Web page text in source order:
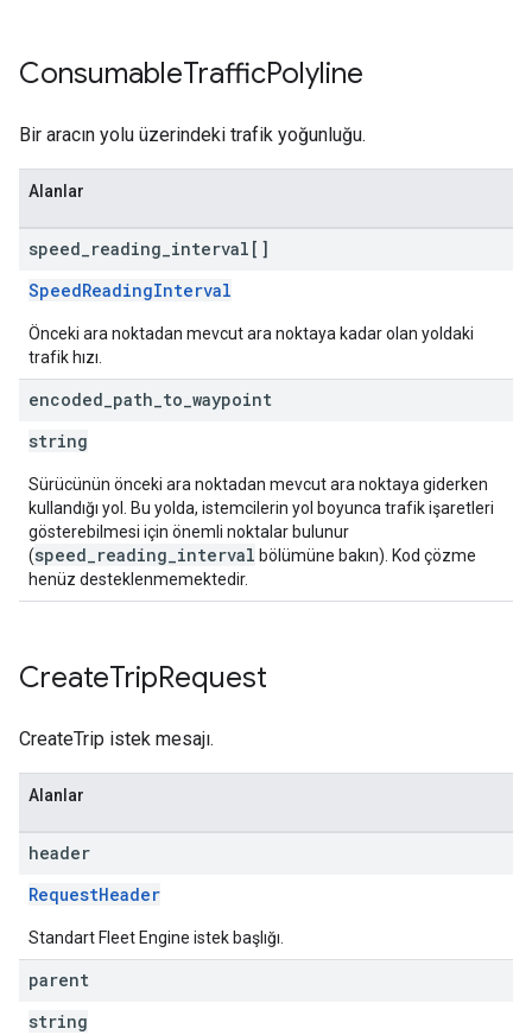
ConsumableTrafficPolyline
Bir aracın yolu üzerindeki trafik yoğunluğu.
Alanlar
speed reading interval[]
SpeedReadingInterval
Önceki ara noktadan mevcut ara noktaya kadar olan yoldaki
trafik hızı.
encoded path to waypoint
string
Sürücünün önceki ara noktadan mevcut ara noktaya giderken
kullandığı yol. Bu yolda, istemcilerin yol boyunca trafik işaretleri
gösterebilmesi için önemli noktalar bulunur
(speed_reading_interval bölümüne bakın). Kod çözme
henüz desteklenmemektedir.
CreateTripRequest
CreateTrip istek mesajı.
Alanlar
header
RequestHeader
Standart Fleet Engine istek başlığı.
parent
string